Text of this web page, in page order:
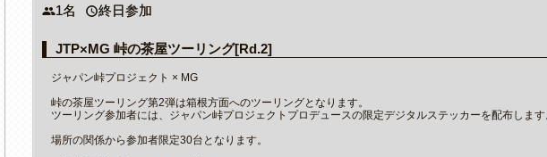
people1名 access_time終日参加
JTP×MG 峠の茶屋ツーリング[Rd.2]
ジャパン峠プロジェクト × MG
峠の茶屋ツーリング第2弾は箱根方面へのツーリングとなります。
ツーリング参加者には、ジャパン峠プロジェクトプロデュースの限定デジタルステッカーを配布しま
場所の関係から参加者限定30台となります。